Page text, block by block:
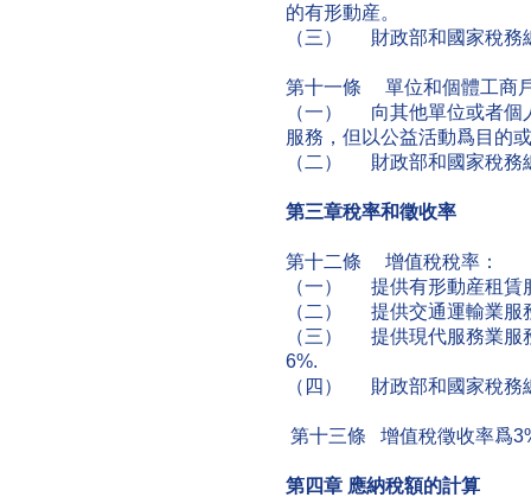
的有形動産。
（三） 財政部和國家稅務
第十一條 單位和個體工商
（一） 向其他單位或者個
服務，但以公益活動爲目的
（二） 財政部和國家稅務
第三章稅率和徵收率
第十二條 增值稅稅率：
（一） 提供有形動産租賃
（二） 提供交通運輸業服
（三） 提供現代服務業服
6%.
（四） 財政部和國家稅務
第十三條 增值稅徵收率爲
第四章 應納稅額的計算